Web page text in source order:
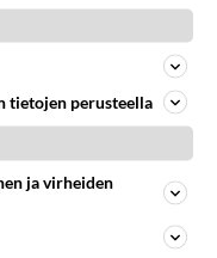
tietojen perusteella
ja virheiden